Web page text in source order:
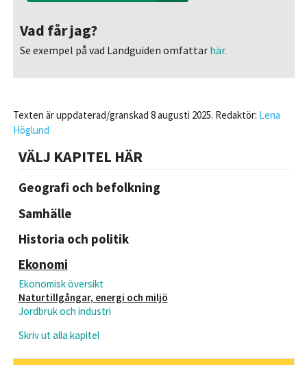
Vad får jag?
Se exempel på vad Landguiden omfattarhär.
Texten är uppdaterad/granskad 8 augusti 2025. Redaktör: Lena
Höglund
VÄLJ KAPITEL HÄR
Geografi och befolkning
Samhälle
Historia och politik
Ekonomi
Ekonomisk översikt
Naturtillgångar, energi och miljö
Jordbruk och industri
Skriv ut alla kapitel